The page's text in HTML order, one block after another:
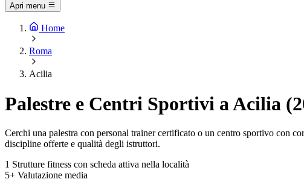
Apri menu
Home
Roma
Acilia
Palestre e Centri Sportivi a Acilia
Cerchi una palestra con personal trainer certificato o un centro sportivo con
discipline offerte e qualità degli istruttori.
1 Strutture fitness con scheda attiva nella località
5+ Valutazione media